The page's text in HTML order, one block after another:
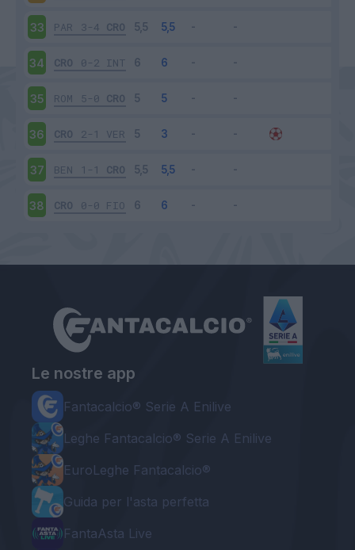
33 PAR 3-4 CRO
34 CRO 0-2 INT
35 ROM 5-0 CRO
36 CRO 2-1 VER
37 BEN 1-1 CRO
38 CRO 0-0 FIO
Le nostre app
Fantacalcio® Serie A Enilive
Leghe Fantacalcio® Serie A Enilive
EuroLeghe Fantacalcio®
Guida per l'asta perfetta
FantaAsta Live